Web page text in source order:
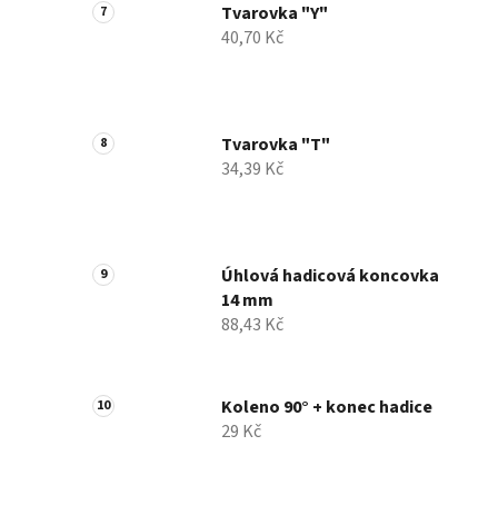
Tvarovka "Y"
40,70 Kč
Tvarovka "T"
34,39 Kč
Úhlová hadicová koncovka
14 mm
88,43 Kč
Koleno 90° + konec hadice
29 Kč